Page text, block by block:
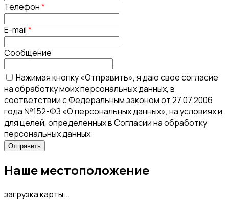
Телефон*
E-mail*
Сообщение
Нажимая кнопку «Отправить», я даю свое согласие
на обработку моих персональных данных, в
соответствии с Федеральным законом от 27.07.2006
года №152-ФЗ «О персональных данных», на условиях и
для целей, определенных в Согласии на обработку
персональных данных
Наше местоположение
загрузка карты...